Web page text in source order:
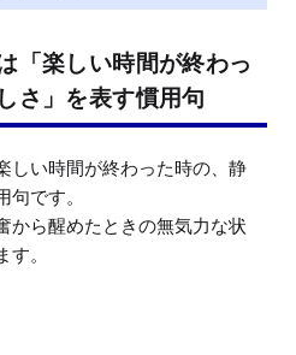
「楽しい時間が終わっ
さ」を表す慣用句
しい時間が終わった時の、静
です。
から醒めたときの無気力な状
。